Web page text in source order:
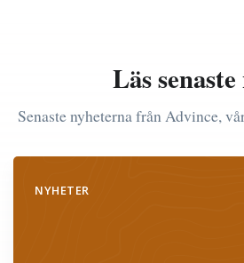
Läs
Senaste nyheterna från Advince,
NYHETER